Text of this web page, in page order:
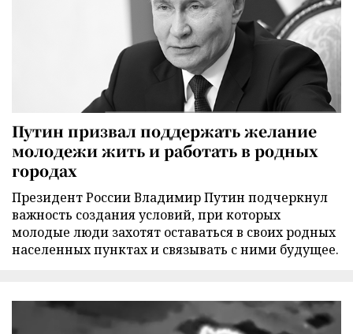
Путин призвал поддержать желание
молодежи жить и работать в родных
городах
Президент России Владимир Путин подчеркнул
важность создания условий, при которых
молодые люди захотят оставаться в своих родных
населенных пунктах и связывать с ними будущее.